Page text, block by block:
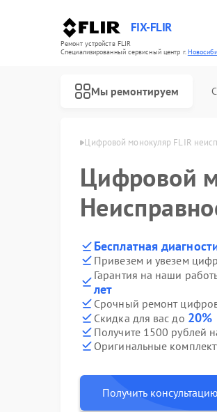
FIX-FLIR
Ремонт устройств FLIR
Специализированный cервисный центр г.
Мы ремонтируем
в Новосибирске Цифровой монокуляр FLIR
Цифровой
Бесплатная
Привезем и увезем
Гарантия на наши
лет
Срочный ремонт
Скидка для вас до 20%
Получите 1500 рублей
Оригинальные
Получить консультацию